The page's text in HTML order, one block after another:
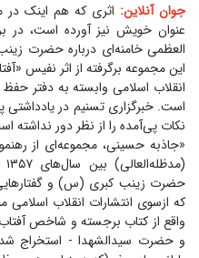
جوان آنلاین: اثری که هم اینک در
عنوان خویش نیز آورده است، در
العظمی خامنه‌ای در‌باره حضرت
این مجموعه برگرفته از اثر نفیس
انقلاب اسلامی وابسته به دفتر حفظ
است. خبرگزاری تسنیم در
نکات پی‌آمده را از نظر دور نداشته
«جاذبه حسینی، مجموعه‌ای از
حضرت زینب کبری (س) و
که ازسوی انتشارات انقلاب
واقع از کتاب برجسته و شاخص
و حضرت سیدالشهدا - استخراج